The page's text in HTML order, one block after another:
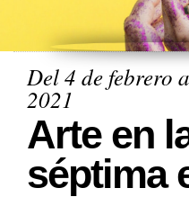
Del 4 de febrero
2021
Arte en
séptima